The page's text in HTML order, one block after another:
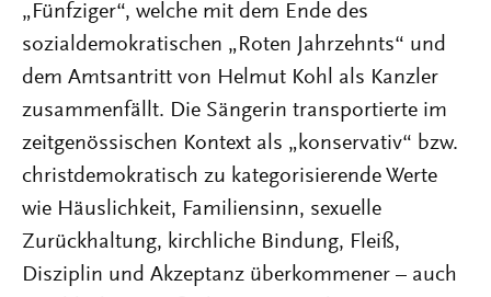
„Fünfziger“, welche mit dem Ende des
sozialdemokratischen „Roten Jahrzehnts“ und
dem Amtsantritt von Helmut Kohl als Kanzler
zusammenfällt. Die Sängerin transportierte im
zeitgenössischen Kontext als „konservativ“ bzw.
christdemokratisch zu kategorisierende Werte
wie Häuslichkeit, Familiensinn, sexuelle
Zurückhaltung, kirchliche Bindung, Fleiß,
Disziplin und Akzeptanz überkommener – auch